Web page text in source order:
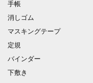
手帳
消しゴム
マスキングテープ
定規
バインダー
下敷き